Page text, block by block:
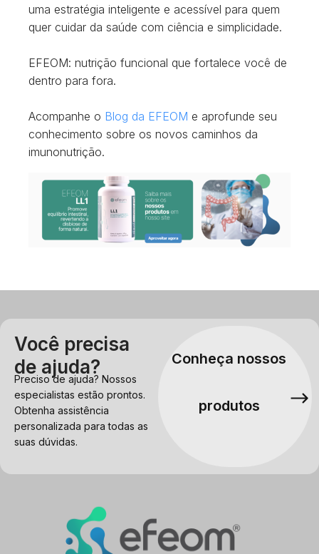
uma estratégia inteligente e acessível para quem
quer cuidar da saúde com ciência e simplicidade.
EFEOM: nutrição funcional que fortalece você de
dentro para fora.
Acompanhe o Blog da EFEOM e aprofunde seu
conhecimento sobre os novos caminhos da
imunonutrição.
Você precisa
de ajuda?
Preciso de ajuda? Nossos
especialistas estão prontos.
Obtenha assistência
personalizada para todas as
suas dúvidas.
Conheça nossos
produtos